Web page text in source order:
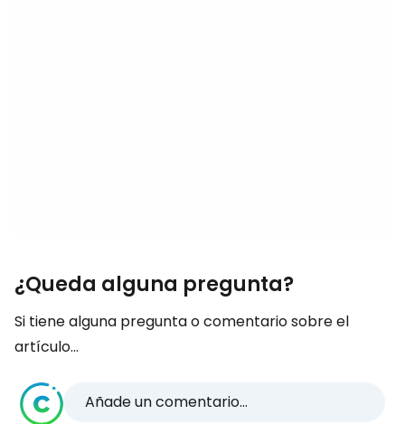
¿Queda alguna pregunta?
Si tiene alguna pregunta o comentario sobre el
artículo...
Añade un comentario...